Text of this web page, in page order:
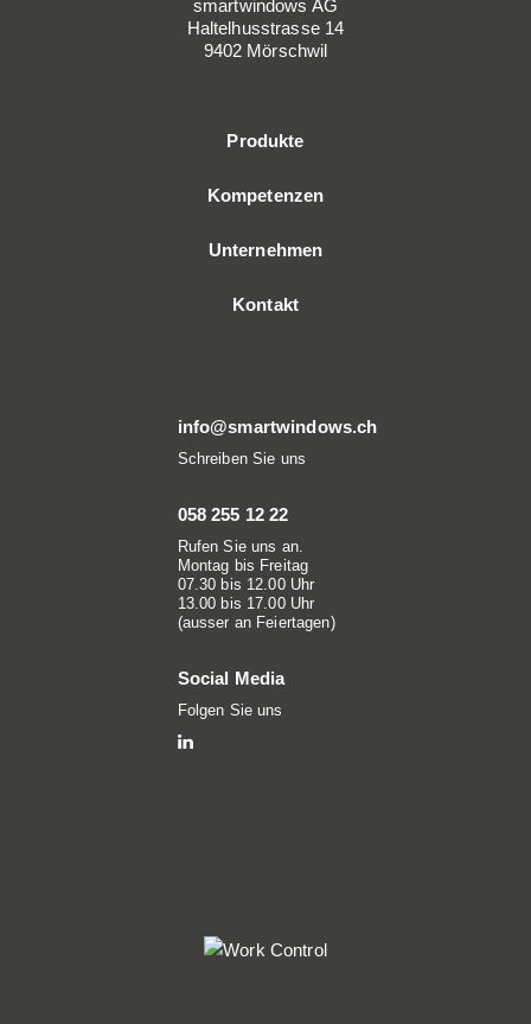
smartwindows AG
Haltelhusstrasse 14
9402 Mörschwil
Produkte
Kompetenzen
Unternehmen
Kontakt
info@smartwindows.ch
Schreiben Sie uns
058 255 12 22
Rufen Sie uns an.
Montag bis Freitag
07.30 bis 12.00 Uhr
13.00 bis 17.00 Uhr
(ausser an Feiertagen)
Social Media
Folgen Sie uns